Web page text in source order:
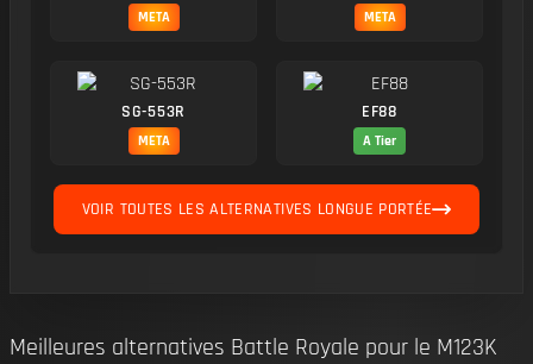
META META
SG-553R
META
EF88
A Tier
VOIR TOUTES LES ALTERNATIVES LONGUE PORTÉE
Meilleures alternatives Battle Royale pour le M123K